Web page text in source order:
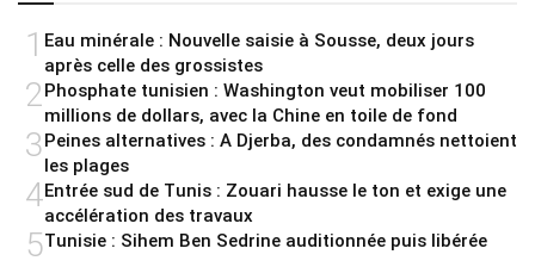
1 Eau minérale : Nouvelle saisie à Sousse, deux jours
après celle des grossistes
2 Phosphate tunisien : Washington veut mobiliser 100
millions de dollars, avec la Chine en toile de fond
3 Peines alternatives : A Djerba, des condamnés nettoient
les plages
4Entrée sud de Tunis : Zouari hausse le ton et exige une
accélération des travaux
5Tunisie : Sihem Ben Sedrine auditionnée puis libérée